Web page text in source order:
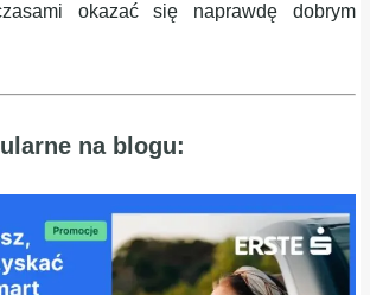
okazać się naprawdę dobrym
na blogu: